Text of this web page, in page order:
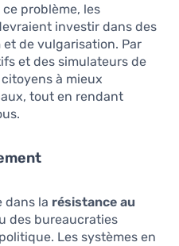
problème, les
investir dans des
et de vulgarisation. Par
et des simulateurs de
à mieux
tout en rendant
dans la résistance au
des bureaucraties
Les systèmes en